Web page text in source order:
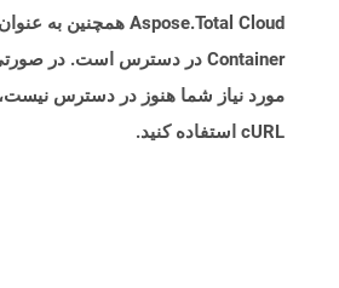
مورد نیاز شما هنوز در دسترس نیست،
cURL استفاده کنید.